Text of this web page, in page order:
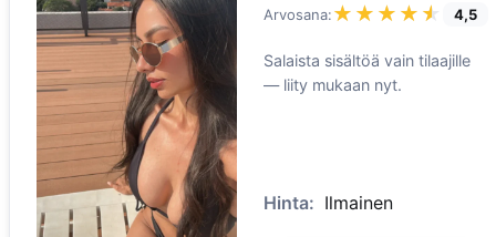
Arvosana:★★★★★
★★★★★ 4,5
Salaista sisältöä vain tilaajille
— liity mukaan nyt.
Hinta: Ilmainen